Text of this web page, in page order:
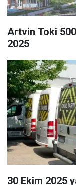
Artvin Toki
2025
30 Ekim 2025